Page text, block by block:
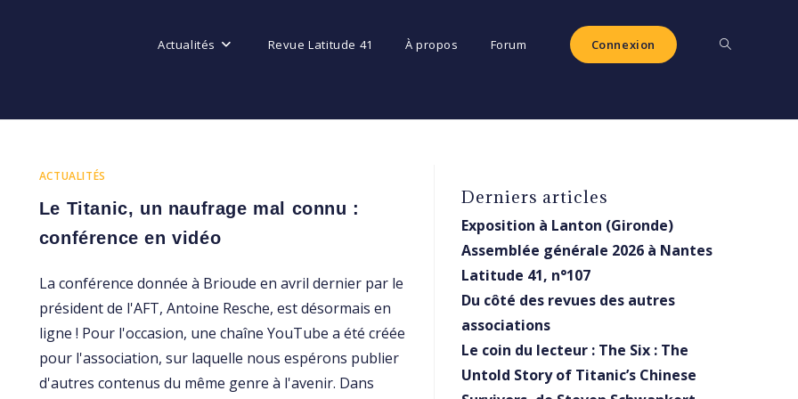
Actualités Revue Latitude 41 À propos Forum Connexion Toggle
ACTUALITÉS
Le Titanic, un naufrage mal connu :
conférence en vidéo
La conférence donnée à Brioude en avril dernier par le
président de l'AFT, Antoine Resche, est désormais en
ligne ! Pour l'occasion, une chaîne YouTube a été créée
pour l'association, sur laquelle nous espérons publier
d'autres contenus du même genre à l'avenir. Dans
Derniers articles
Exposition à Lanton (Gironde)
Assemblée générale 2026 à Nantes
Latitude 41, n°107
Du côté des revues des autres
associations
Le coin du lecteur : The Six : The
Untold Story of Titanic’s Chinese